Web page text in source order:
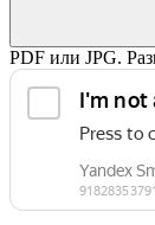
PDF или JPG.